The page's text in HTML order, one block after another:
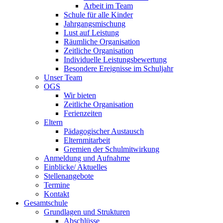
Arbeit im Team
Schule für alle Kinder
Jahrgangsmischung
Lust auf Leistung
Räumliche Organisation
Zeitliche Organisation
Individuelle Leistungsbewertung
Besondere Ereignisse im Schuljahr
Unser Team
OGS
Wir bieten
Zeitliche Organisation
Ferienzeiten
Eltern
Pädagogischer Austausch
Elternmitarbeit
Gremien der Schulmitwirkung
Anmeldung und Aufnahme
Einblicke/ Aktuelles
Stellenangebote
Termine
Kontakt
Gesamtschule
Grundlagen und Strukturen
Abschlüsse